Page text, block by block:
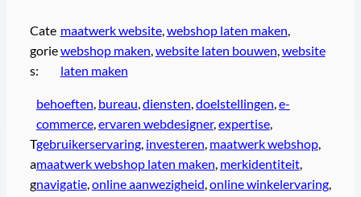
Cate
gorie
s:
maatwerk website, webshop laten maken
webshop maken website laten bouwen website
laten maken
T
a
g
behoeften bureau diensten doelstellingen e-
commerce, ervaren webdesigner, expertise
gebruikerservaring, investeren maatwerk webshop
maatwerk webshop laten maken merkidentiteit
navigatie, online aanwezigheid online winkelervaring